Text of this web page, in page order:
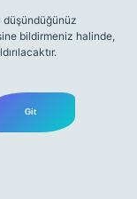
düşündüğünüz
bildirmeniz halinde,